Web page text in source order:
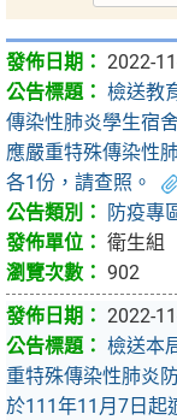
2022-
檢送教
傳染性肺炎學生宿
應嚴重特殊傳染性
各1份，請查照。
防疫專
衛生組
902
2022-
檢送本
重特殊傳染性肺炎
於111年11月7日起